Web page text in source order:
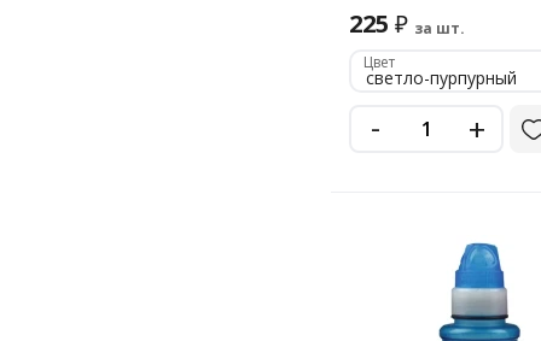
225 ₽ за шт.
Цвет
светло-пурпурный
- +